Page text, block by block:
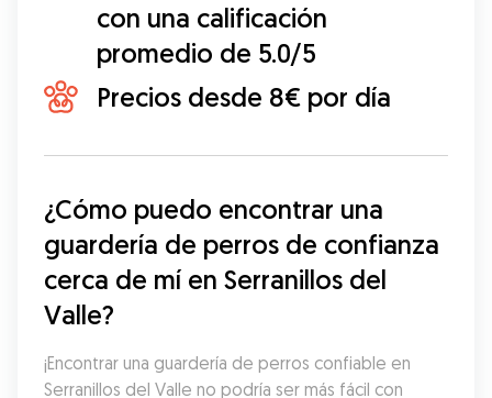
con una calificación
promedio de 5.0/5
Precios desde 8€ por día
¿Cómo puedo encontrar una
guardería de perros de confianza
cerca de mí en Serranillos del
Valle?
¡Encontrar una guardería de perros confiable en
Serranillos del Valle no podría ser más fácil con